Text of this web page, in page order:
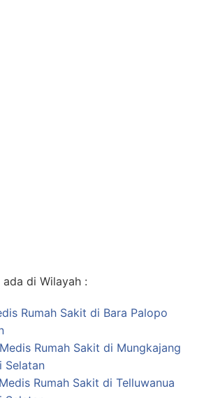
di Wilayah :
Rumah Sakit di Bara Palopo
Rumah Sakit di Mungkajang
Selatan
Rumah Sakit di Telluwanua